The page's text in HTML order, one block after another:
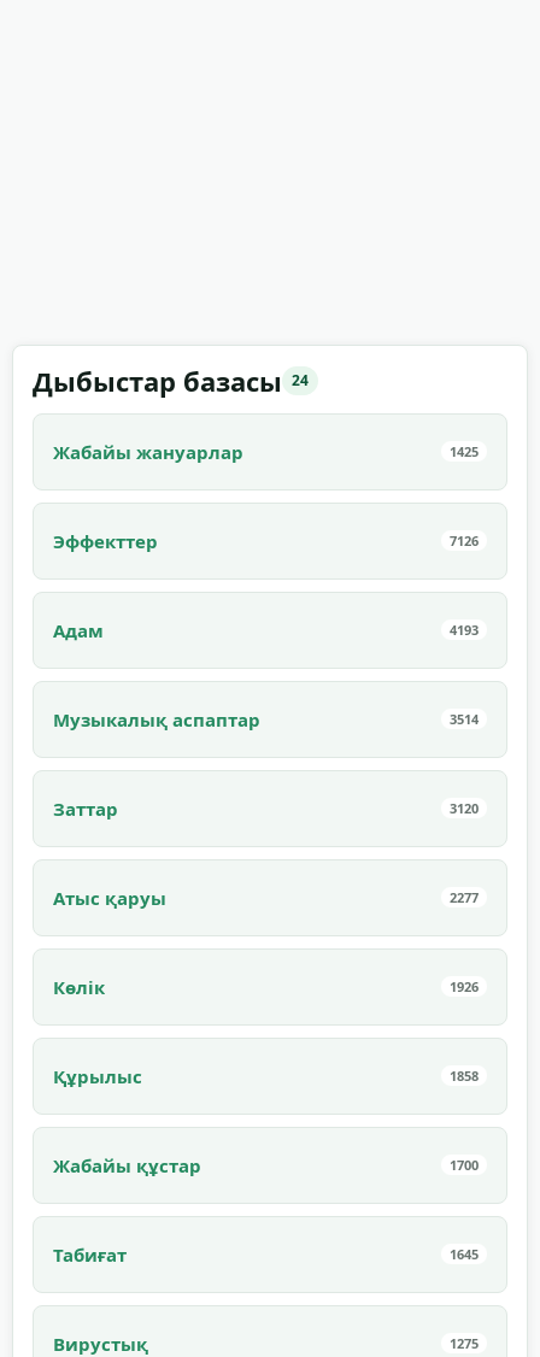
Дыбыстар базасы 24
Жабайы жануарлар 1425
Эффекттер 7126
Адам 4193
Музыкалық аспаптар 3514
Заттар 3120
Атыс қаруы 2277
Көлік 1926
Құрылыс 1858
Жабайы құстар 1700
Табиғат 1645
Вирустық 1275